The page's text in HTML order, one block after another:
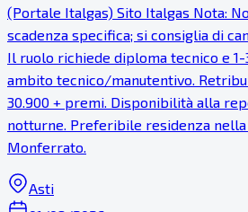
(Portale Italgas) Sito Italgas Nota:
scadenza specifica; si consiglia di
Il ruolo richiede diploma tecnico e
ambito tecnico/manutentivo.
30.900 + premi. Disponibilità alla
notturne. Preferibile residenza
Monferrato.
Asti